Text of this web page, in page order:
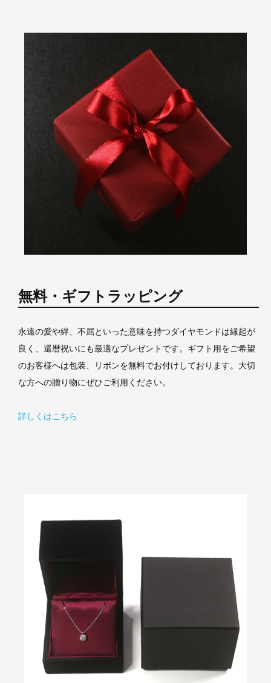
無料・ギフトラッピング
永遠の愛や絆、不屈といった意味を持つダイヤモンドは縁起が
良く、還暦祝いにも最適なプレゼントです。ギフト用をご希望
のお客様へは包装、リボンを無料でお付けしております。大切
な方への贈り物にぜひご利用ください。
詳しくはこちら